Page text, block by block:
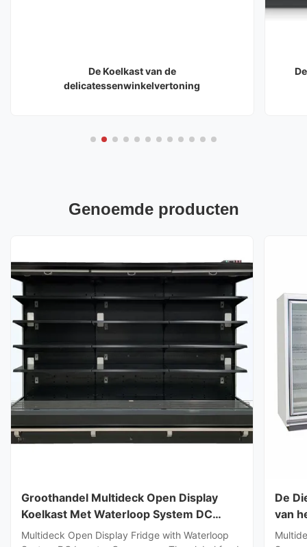
De Koelkast van de
delicatessenwinkelvertoning
Genoemde producten
Groothandel Multideck Open Display
Koelkast Met Waterloop System DC
Inverter Compressor
Multideck Open Display Fridge with Waterloop
De
van